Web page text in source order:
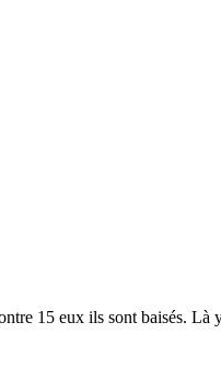
15 eux ils sont baisés. Là